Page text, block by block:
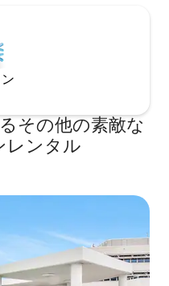
その他の素敵な
レンタル